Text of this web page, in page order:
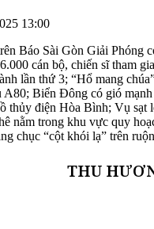
13:00
Báo Sài Gòn Giải Phóng
cán bộ, chiến sĩ tham
lần thứ 3; “Hổ mang
A80; Biển Đông có gió
thủy điện Hòa Bình; Vụ sạt
nằm trong khu vực quy
chục “cột khói lạ” trên
THU